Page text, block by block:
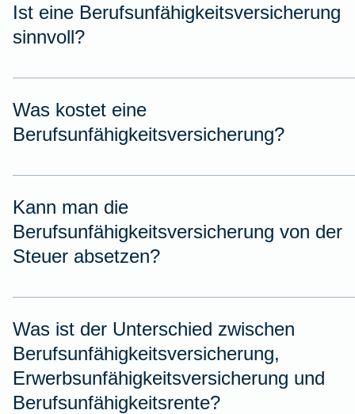
Ist eine Berufsunfähigkeitsversicherung
sinnvoll?
Was kostet eine
Berufsunfähigkeitsversicherung?
Kann man die
Berufsunfähigkeitsversicherung von der
Steuer absetzen?
Was ist der Unterschied zwischen
Berufsunfähigkeitsversicherung,
Erwerbsunfähigkeitsversicherung und
Berufsunfähigkeitsrente?